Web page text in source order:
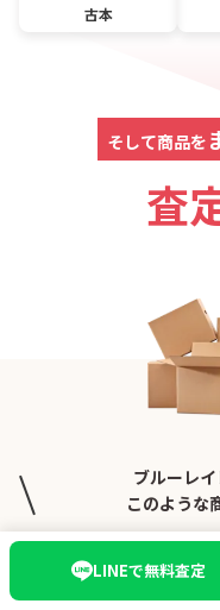
古本
そして商品を
査
ブルーレイ
このような
LINEで無料査定